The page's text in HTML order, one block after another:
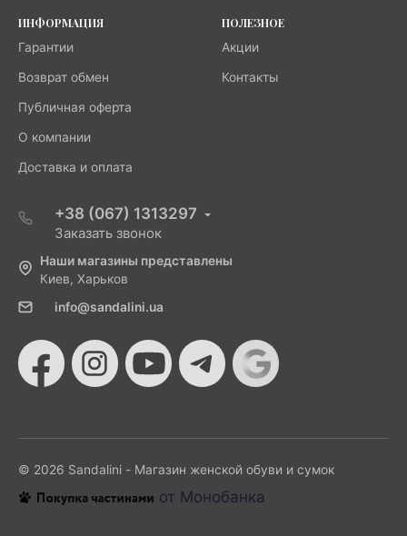
ИНФОРМАЦИЯ
Гарантии
Возврат обмен
Публичная оферта
О компании
Доставка и оплата
ПОЛЕЗНОЕ
Акции
Контакты
+38 (067) 1313297
Заказать звонок
Наши магазины представлены
Киев, Харьков
info@sandalini.ua
© 2026 Sandalini - Магазин женской обуви и сумок
от Монобанка